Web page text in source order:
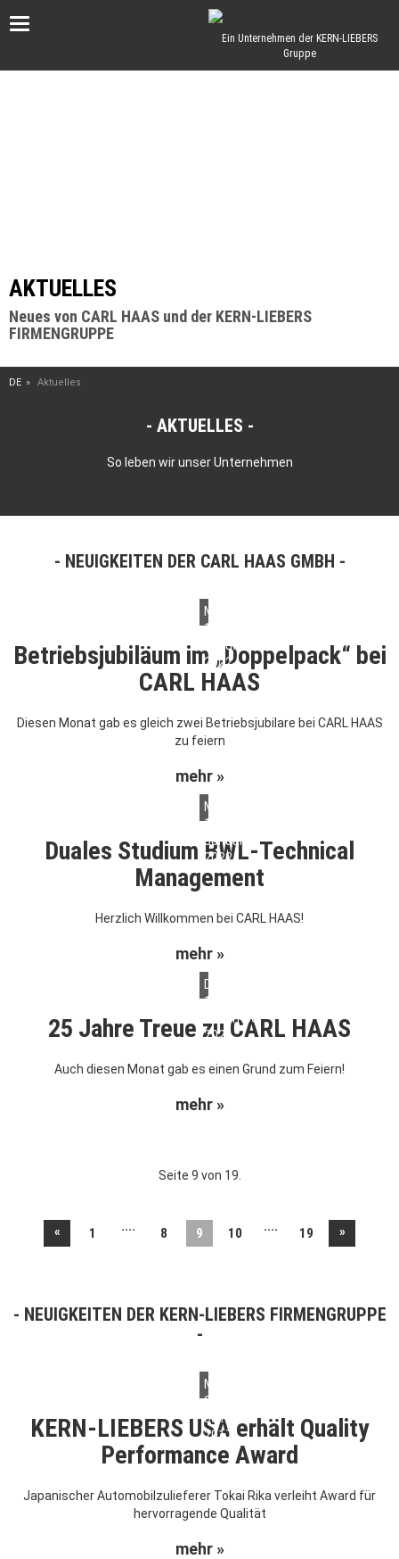
Toggle
Ein Unternehmen der KERN-LIEBERS
Gruppe
AKTUELLES
Neues von CARL HAAS und der KERN-LIEBERS
FIRMENGRUPPE
DE Aktuelles
AKTUELLES
So leben wir unser Unternehmen
NEUIGKEITEN DER CARL HAAS GMBH
Mittwoch,
12.
Januar
2022
Betriebsjubiläum im „Doppelpack“ bei
CARL HAAS
Diesen Monat gab es gleich zwei Betriebsjubilare bei CARL HAAS
zu feiern
mehr »
Montag,
10.
Januar
2022
Duales Studium BWL-Technical
Management
Herzlich Willkommen bei CARL HAAS!
mehr »
Donnerstag,
11.
November
2021
25 Jahre Treue zu CARL HAAS
Auch diesen Monat gab es einen Grund zum Feiern!
mehr »
Seite 9 von 19.
« 1 .... 8 9 10 .... 19 »
NEUIGKEITEN DER KERN-LIEBERS FIRMENGRUPPE
Montag,
31.
Juli
2017
KERN-LIEBERS USA erhält Quality
Performance Award
Japanischer Automobilzulieferer Tokai Rika verleiht Award für
hervorragende Qualität
mehr »